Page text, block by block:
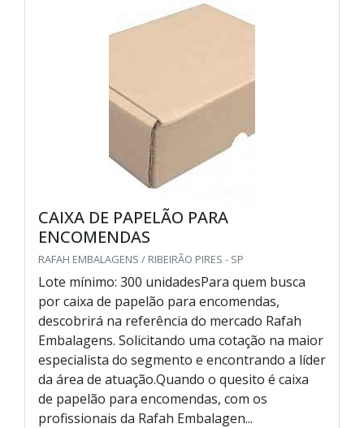
CAIXA DE PAPELÃO PARA
ENCOMENDAS
RAFAH EMBALAGENS / RIBEIRÃO PIRES - SP
Lote mínimo: 300 unidadesPara quem busca
por caixa de papelão para encomendas,
descobrirá na referência do mercado Rafah
Embalagens. Solicitando uma cotação na maior
especialista do segmento e encontrando a líder
da área de atuação.Quando o quesito é caixa
de papelão para encomendas, com os
profissionais da Rafah Embalagen...